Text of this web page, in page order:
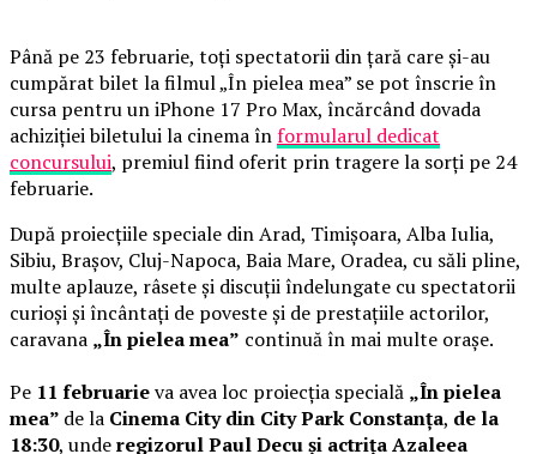
Până pe 23 februarie, toți spectatorii din țară care și-au
cumpărat bilet la filmul „În pielea mea” se pot înscrie în
cursa pentru un iPhone 17 Pro Max, încărcând dovada
achiziției biletului la cinema înformularul dedicat
concursului, premiul fiind oferit prin tragere la sorți pe 24
februarie.
După proiecțiile speciale din Arad, Timișoara, Alba Iulia,
Sibiu, Brașov, Cluj-Napoca, Baia Mare, Oradea, cu săli pline,
multe aplauze, râsete și discuții îndelungate cu spectatorii
curioși și încântați de poveste și de prestațiile actorilor,
caravana „În pielea mea” continuă în mai multe orașe.
Pe 11 februarieva avea loc proiecția specială „În pielea
mea” de la Cinema City din City Park Constanța, de la
18:30, underegizorul Paul Decu și actrița Azaleea